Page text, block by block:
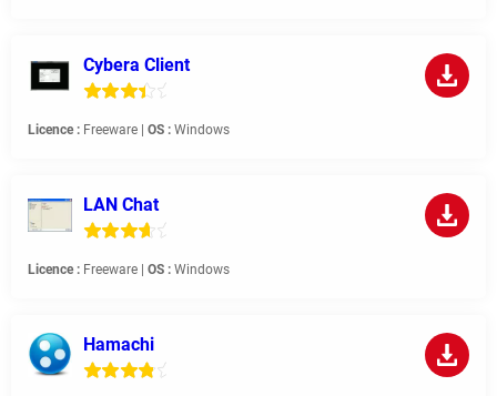
Cybera Client
Licence : Freeware | OS : Windows
LAN Chat
Licence : Freeware | OS : Windows
Hamachi